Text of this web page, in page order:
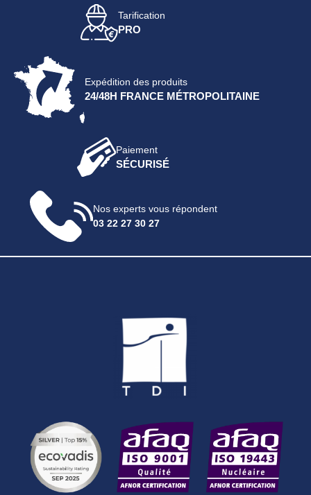
Tarification
PRO
Expédition des produits
24/48H FRANCE MÉTROPOLITAINE
Paiement
SÉCURISÉ
Nos experts vous répondent
03 22 27 30 27